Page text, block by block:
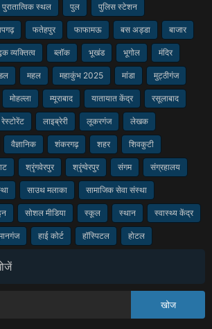
पुरातात्विक स्थल पुल पुलिस स्टेशन
फतेहपुर फाफामऊ बस अड्डा बाजार
व्यक्तित्व ब्लॉक भूखंड भूगोल मंदिर
महल महाकुंभ 2025 मांडा मुट्ठीगंज
मोहल्ला म्यूराबाद यातायात केंद्र रसूलाबाद
रेस्टोरेंट लाइब्रेरी लूकरगंज लेखक
वैज्ञानिक शंकरगढ़ शहर शिवकुटी
श्रृंगवेरपुर श्रृंग्वेरपुर संगम संग्रहालय
साउथ मलाका सामाजिक सेवा संस्था
सोशल मीडिया स्कूल स्थान स्वास्थ्य केंद्र
हाई कोर्ट हॉस्पिटल होटल